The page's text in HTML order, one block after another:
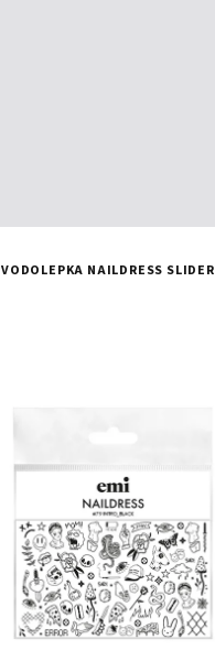
VODOLEPKA NAILDRESS